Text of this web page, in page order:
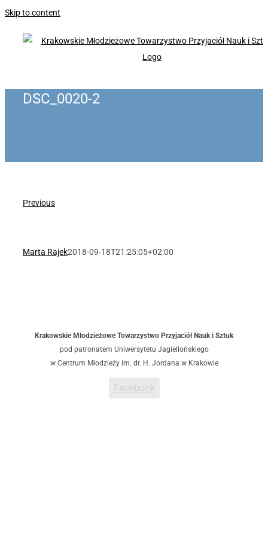
Skip to content
DSC_0020-2
Previous
Marta Rajek2018-09-18T21:25:05+02:00
Krakowskie Młodzieżowe Towarzystwo Przyjaciół Nauk i Sztuk
pod patronatem Uniwersytetu Jagiellońskiego
w Centrum Młodzieży im. dr. H. Jordana w Krakowie
Facebook